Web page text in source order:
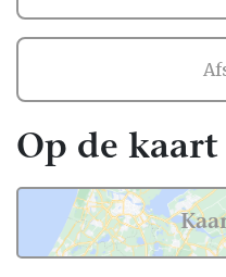
Huwelijksreis in
Zaken regelen
belangrijk. Het is
graag eerst
bruidsparen leest
Rotterdam. Want
en zijn natuurlijk
Op de kaart